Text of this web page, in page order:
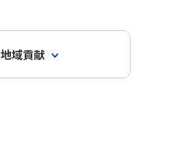
地域貢献